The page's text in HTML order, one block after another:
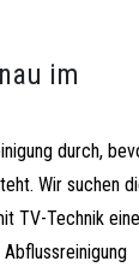
im
durch,
Wir suchen
TV-Technik